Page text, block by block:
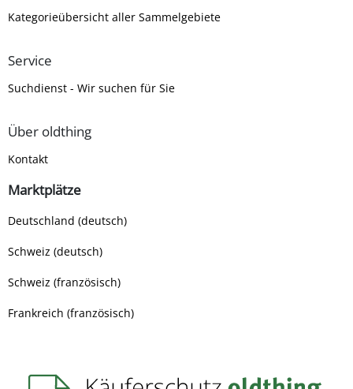
Kategorieübersicht aller Sammelgebiete
Service
Suchdienst - Wir suchen für Sie
Über oldthing
Kontakt
Marktplätze
Deutschland (deutsch)
Schweiz (deutsch)
Schweiz (französisch)
Frankreich (französisch)